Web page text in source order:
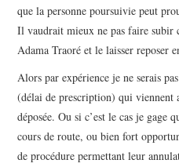
que la personne poursuivie peut
Il vaudrait mieux ne pas faire subir
Adama Traoré et le laisser reposer
Alors par expérience je ne serais
(délai de prescription) qui viennent
déposée. Ou si c’est le cas je gage
cours de route, ou bien fort
de procédure permettant leur